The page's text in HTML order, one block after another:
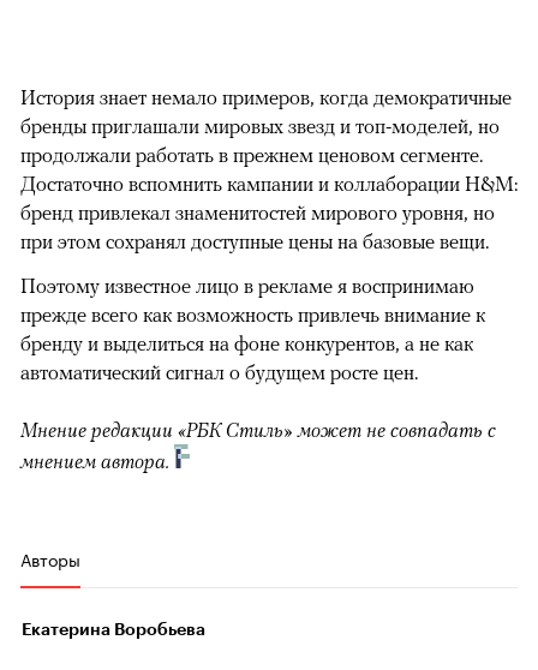
История знает немало примеров, когда демократичные
бренды приглашали мировых звезд и топ-моделей, но
продолжали работать в прежнем ценовом сегменте.
Достаточно вспомнить кампании и коллаборации H&M:
бренд привлекал знаменитостей мирового уровня, но
при этом сохранял доступные цены на базовые вещи.
Поэтому известное лицо в рекламе я воспринимаю
прежде всего как возможность привлечь внимание к
бренду и выделиться на фоне конкурентов, а не как
автоматический сигнал о будущем росте цен.
Мнение редакции «РБК Стиль» может не совпадать с
мнением автора.
Авторы
Екатерина Воробьева